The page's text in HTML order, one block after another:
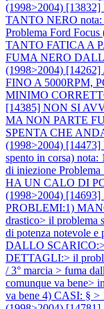
(1998>2004)
TANTO NERO nota:
Problema Ford
TANTO FATICA A
FUMA NERO
(1998>2004)
FINO A 5000RPM,
MINIMO
[14385] NON SI
MA NON PARTE
SPENTA CHE
(1998>2004)
spento in corsa) nota:
di iniezione
HA UN CALO DI
(1998>2004)
PROBLEMI:1)
drastico> il problema
di potenza notevole e
DALLO SCARICO:>
DETTAGLI:> il
/ 3° marcia > fuma
comunque va bene>
va bene 4) CASI: § >